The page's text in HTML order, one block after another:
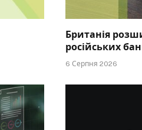
Британія
російських
6 Серпня 2026